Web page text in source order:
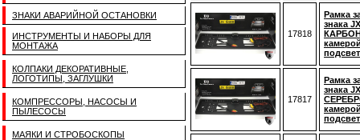
ЗНАКИ АВАРИЙНОЙ ОСТАНОВКИ
ИНСТРУМЕНТЫ И НАБОРЫ ДЛЯ
МОНТАЖА
КОЛПАКИ ДЕКОРАТИВНЫЕ,
ЛОГОТИПЫ, ЗАГЛУШКИ
КОМПРЕССОРЫ, НАСОСЫ И
ПЫЛЕСОСЫ
МАЯКИ И СТРОБОСКОПЫ
17818
Рамка
знака
КАРБОН
17817
Рамка
знака